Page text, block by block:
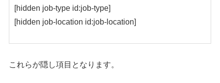
[hidden job-type id:job-type]
[hidden job-location id:job-location]
これらが隠し項目となります。